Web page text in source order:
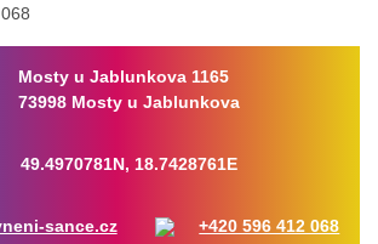
Mosty u Jablunkova 1165
73998 Mosty u Jablunkova
49.4970781N, 18.7428761E
sance.cz +420 596 412 068